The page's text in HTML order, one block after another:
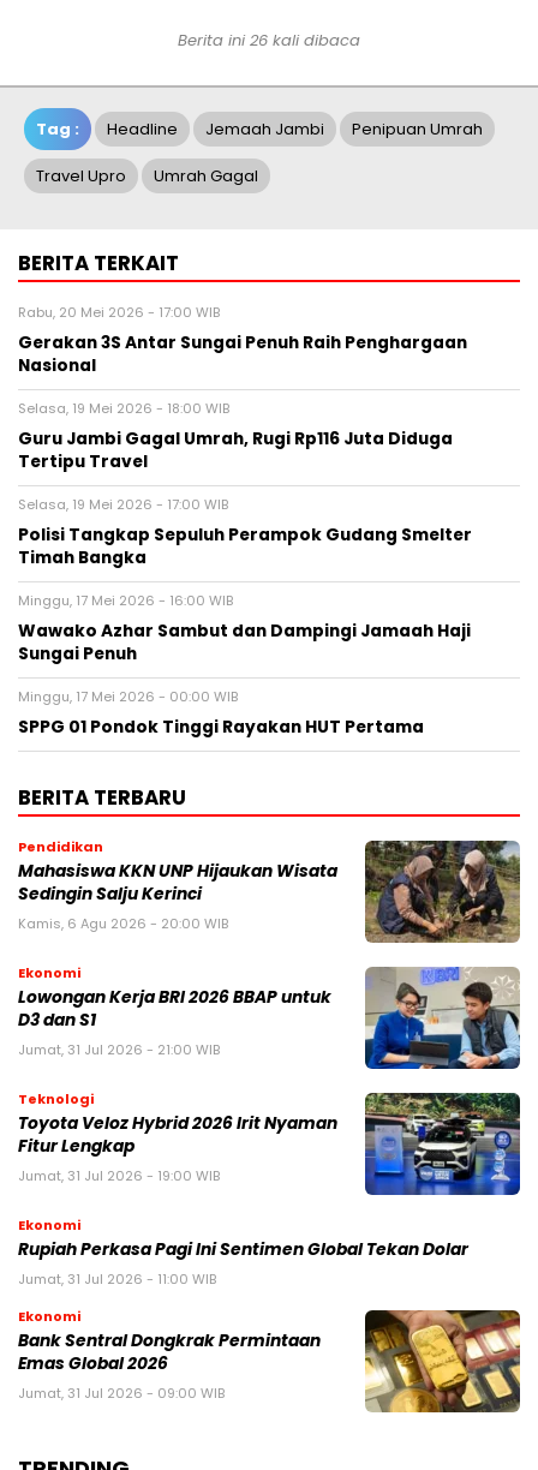
Berita ini 26 kali dibaca
Tag : Headline Jemaah Jambi Penipuan Umrah
Travel Upro Umrah Gagal
BERITA TERKAIT
Rabu, 20 Mei 2026 - 17:00 WIB
Gerakan 3S Antar Sungai Penuh Raih Penghargaan
Nasional
Selasa, 19 Mei 2026 - 18:00 WIB
Guru Jambi Gagal Umrah, Rugi Rp116 Juta Diduga
Tertipu Travel
Selasa, 19 Mei 2026 - 17:00 WIB
Polisi Tangkap Sepuluh Perampok Gudang Smelter
Timah Bangka
Minggu, 17 Mei 2026 - 16:00 WIB
Wawako Azhar Sambut dan Dampingi Jamaah Haji
Sungai Penuh
Minggu, 17 Mei 2026 - 00:00 WIB
SPPG 01 Pondok Tinggi Rayakan HUT Pertama
BERITA TERBARU
Pendidikan
Mahasiswa KKN UNP Hijaukan Wisata
Sedingin Salju Kerinci
Kamis, 6 Agu 2026 - 20:00 WIB
Ekonomi
Lowongan Kerja BRI 2026 BBAP untuk
D3 dan S1
Jumat, 31 Jul 2026 - 21:00 WIB
Teknologi
Toyota Veloz Hybrid 2026 Irit Nyaman
Fitur Lengkap
Jumat, 31 Jul 2026 - 19:00 WIB
Ekonomi
Rupiah Perkasa Pagi Ini Sentimen Global Tekan Dolar
Jumat, 31 Jul 2026 - 11:00 WIB
Ekonomi
Bank Sentral Dongkrak Permintaan
Emas Global 2026
Jumat, 31 Jul 2026 - 09:00 WIB